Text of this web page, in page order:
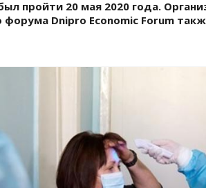
пройти 20 мая 2020 года.
форума Dnipro Economic Forum